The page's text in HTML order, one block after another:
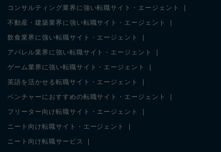
コンサルティング業界に強い転職サイト・エージェント
不動産・建築業界に強い転職サイト・エージェント
飲食業界に強い転職サイト・エージェント
アパレル業界に強い転職サイト・エージェント
ゲーム業界に強い転職サイト・エージェント
英語を活かせる転職サイト・エージェント
ベンチャーにおすすめの転職サイト・エージェント
フリーター向け転職サイト・エージェント
ニート向け転職サイト・エージェント
ニート向け転職サービス